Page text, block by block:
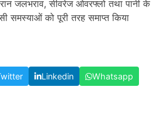
जलभराव, सीवरेज ओवरफ्लो तथा पानी के
समस्याओं को पूरी तरह समाप्त किया
Linkedin
Whatsapp